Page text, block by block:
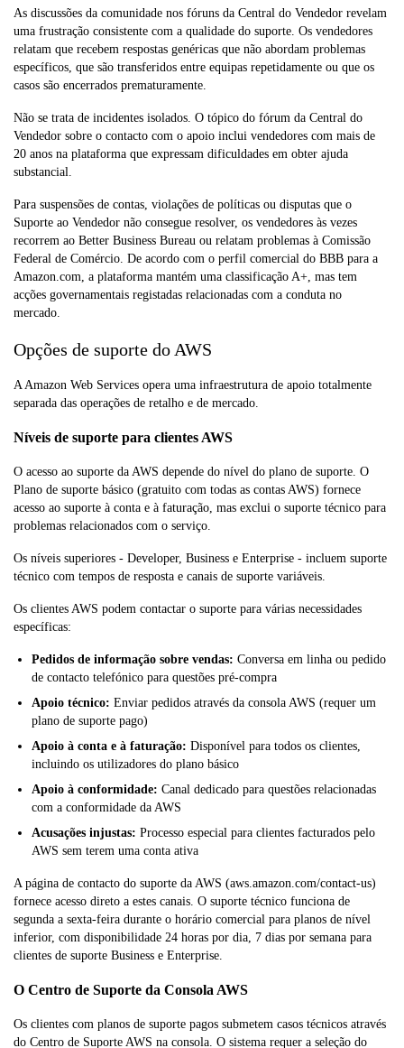
As discussões da comunidade nos fóruns da Central do Vendedor revelam
uma frustração consistente com a qualidade do suporte. Os vendedores
relatam que recebem respostas genéricas que não abordam problemas
específicos, que são transferidos entre equipas repetidamente ou que os
casos são encerrados prematuramente.
Não se trata de incidentes isolados. O tópico do fórum da Central do
Vendedor sobre o contacto com o apoio inclui vendedores com mais de
20 anos na plataforma que expressam dificuldades em obter ajuda
substancial.
Para suspensões de contas, violações de políticas ou disputas que o
Suporte ao Vendedor não consegue resolver, os vendedores às vezes
recorrem ao Better Business Bureau ou relatam problemas à Comissão
Federal de Comércio. De acordo com o perfil comercial do BBB para a
Amazon.com, a plataforma mantém uma classificação A+, mas tem
acções governamentais registadas relacionadas com a conduta no
mercado.
Opções de suporte do AWS
A Amazon Web Services opera uma infraestrutura de apoio totalmente
separada das operações de retalho e de mercado.
Níveis de suporte para clientes AWS
O acesso ao suporte da AWS depende do nível do plano de suporte. O
Plano de suporte básico (gratuito com todas as contas AWS) fornece
acesso ao suporte à conta e à faturação, mas exclui o suporte técnico para
problemas relacionados com o serviço.
Os níveis superiores - Developer, Business e Enterprise - incluem suporte
técnico com tempos de resposta e canais de suporte variáveis.
Os clientes AWS podem contactar o suporte para várias necessidades
específicas:
Pedidos de informação sobre vendas: Conversa em linha ou pedido
de contacto telefónico para questões pré-compra
Apoio técnico: Enviar pedidos através da consola AWS (requer um
plano de suporte pago)
Apoio à conta e à faturação: Disponível para todos os clientes,
incluindo os utilizadores do plano básico
Apoio à conformidade: Canal dedicado para questões relacionadas
com a conformidade da AWS
Acusações injustas: Processo especial para clientes facturados pelo
AWS sem terem uma conta ativa
A página de contacto do suporte da AWS (aws.amazon.com/contact-us)
fornece acesso direto a estes canais. O suporte técnico funciona de
segunda a sexta-feira durante o horário comercial para planos de nível
inferior, com disponibilidade 24 horas por dia, 7 dias por semana para
clientes de suporte Business e Enterprise.
O Centro de Suporte da Consola AWS
Os clientes com planos de suporte pagos submetem casos técnicos através
do Centro de Suporte AWS na consola. O sistema requer a seleção do